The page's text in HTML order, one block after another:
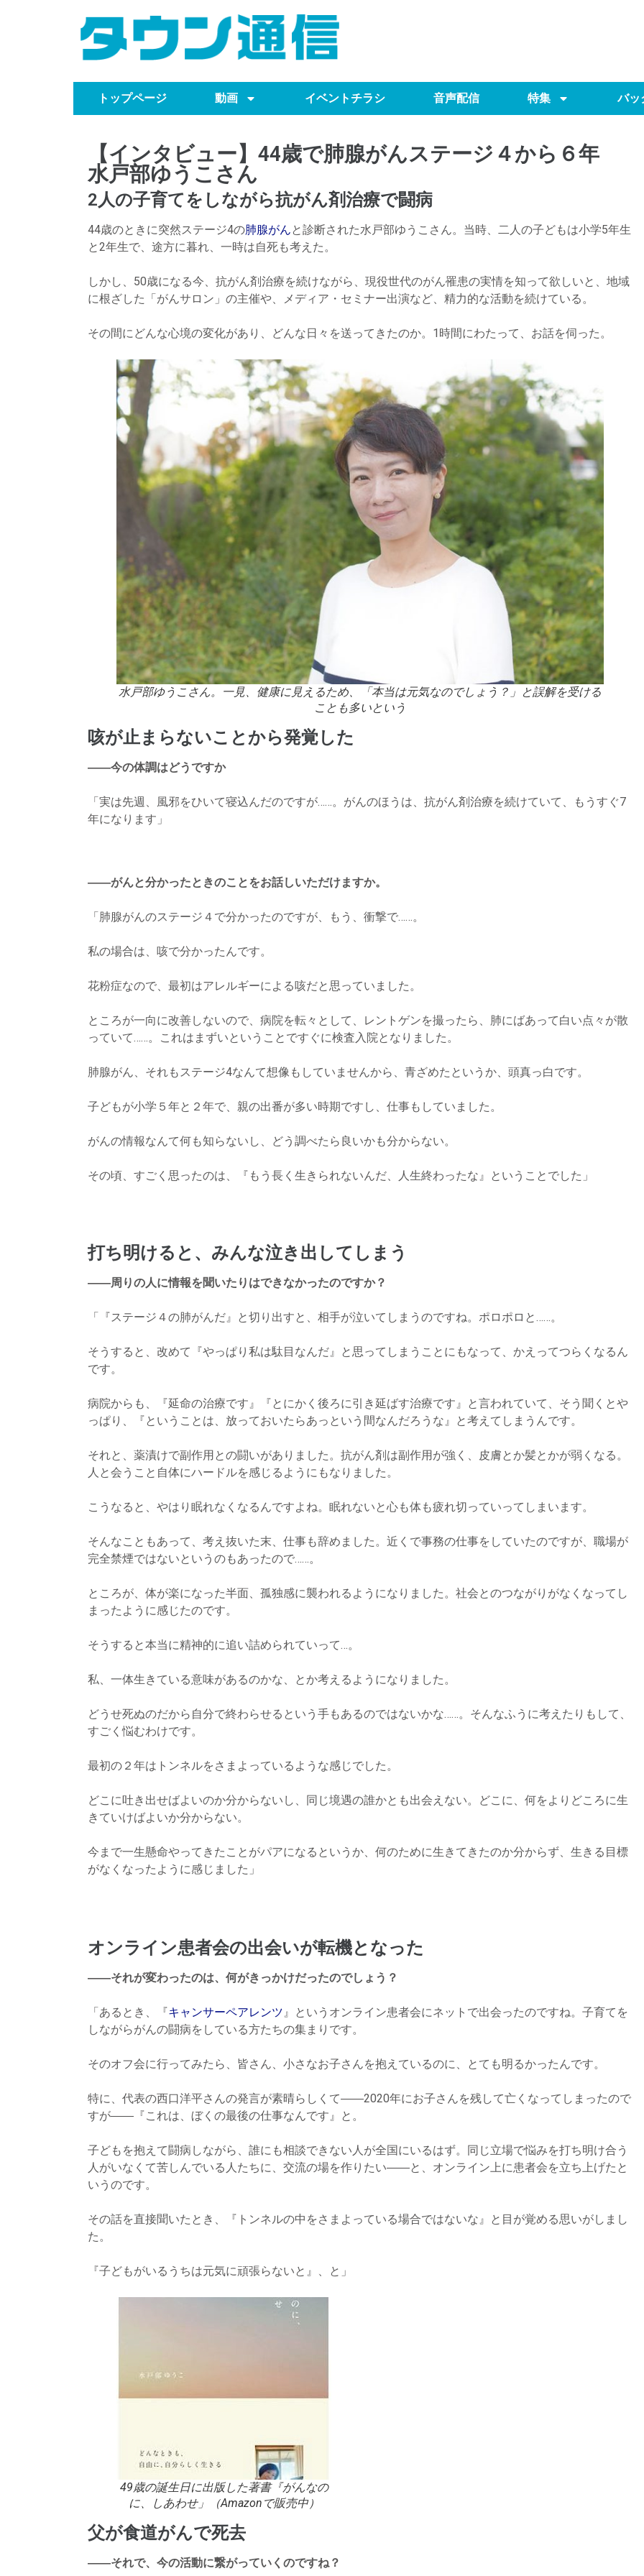
トップページ 動画 イベントチラシ 音声配信 特集 バッ
【インタビュー】44歳で肺腺がんステージ４から６年
水戸部ゆうこさん
2人の子育てをしながら抗がん剤治療で闘病
44歳のときに突然ステージ4の肺腺がんと診断された水戸部ゆうこさん。当時、二人の子どもは小学5年生
と2年生で、途方に暮れ、一時は自死も考えた。
しかし、50歳になる今、抗がん剤治療を続けながら、現役世代のがん罹患の実情を知って欲しいと、地域
に根ざした「がんサロン」の主催や、メディア・セミナー出演など、精力的な活動を続けている。
その間にどんな心境の変化があり、どんな日々を送ってきたのか。1時間にわたって、お話を伺った。
水戸部ゆうこさん。一見、健康に見えるため、「本当は元気なのでしょう？」と誤解を受ける
ことも多いという
咳が止まらないことから発覚した
――今の体調はどうですか
「実は先週、風邪をひいて寝込んだのですが……。がんのほうは、抗がん剤治療を続けていて、もうすぐ7
年になります」
――がんと分かったときのことをお話しいただけますか。
「肺腺がんのステージ４で分かったのですが、もう、衝撃で……。
私の場合は、咳で分かったんです。
花粉症なので、最初はアレルギーによる咳だと思っていました。
ところが一向に改善しないので、病院を転々として、レントゲンを撮ったら、肺にばあって白い点々が散
っていて……。これはまずいということですぐに検査入院となりました。
肺腺がん、それもステージ4なんて想像もしていませんから、青ざめたというか、頭真っ白です。
子どもが小学５年と２年で、親の出番が多い時期ですし、仕事もしていました。
がんの情報なんて何も知らないし、どう調べたら良いかも分からない。
その頃、すごく思ったのは、『もう長く生きられないんだ、人生終わったな』ということでした」
打ち明けると、みんな泣き出してしまう
――周りの人に情報を聞いたりはできなかったのですか？
「『ステージ４の肺がんだ』と切り出すと、相手が泣いてしまうのですね。ポロポロと……。
そうすると、改めて『やっぱり私は駄目なんだ』と思ってしまうことにもなって、かえってつらくなるん
です。
病院からも、『延命の治療です』『とにかく後ろに引き延ばす治療です』と言われていて、そう聞くとや
っぱり、『ということは、放っておいたらあっという間なんだろうな』と考えてしまうんです。
それと、薬漬けで副作用との闘いがありました。抗がん剤は副作用が強く、皮膚とか髪とかが弱くなる。
人と会うこと自体にハードルを感じるようにもなりました。
こうなると、やはり眠れなくなるんですよね。眠れないと心も体も疲れ切っていってしまいます。
そんなこともあって、考え抜いた末、仕事も辞めました。近くで事務の仕事をしていたのですが、職場が
完全禁煙ではないというのもあったので……。
ところが、体が楽になった半面、孤独感に襲われるようになりました。社会とのつながりがなくなってし
まったように感じたのです。
そうすると本当に精神的に追い詰められていって…。
私、一体生きている意味があるのかな、とか考えるようになりました。
どうせ死ぬのだから自分で終わらせるという手もあるのではないかな……。そんなふうに考えたりもして、
すごく悩むわけです。
最初の２年はトンネルをさまよっているような感じでした。
どこに吐き出せばよいのか分からないし、同じ境遇の誰かとも出会えない。どこに、何をよりどころに生
きていけばよいか分からない。
今まで一生懸命やってきたことがパアになるというか、何のために生きてきたのか分からず、生きる目標
がなくなったように感じました」
オンライン患者会の出会いが転機となった
――それが変わったのは、何がきっかけだったのでしょう？
「あるとき、『キャンサーペアレンツ』というオンライン患者会にネットで出会ったのですね。子育てを
しながらがんの闘病をしている方たちの集まりです。
そのオフ会に行ってみたら、皆さん、小さなお子さんを抱えているのに、とても明るかったんです。
特に、代表の西口洋平さんの発言が素晴らしくて――2020年にお子さんを残して亡くなってしまったので
すが――『これは、ぼくの最後の仕事なんです』と。
子どもを抱えて闘病しながら、誰にも相談できない人が全国にいるはず。同じ立場で悩みを打ち明け合う
人がいなくて苦しんでいる人たちに、交流の場を作りたい――と、オンライン上に患者会を立ち上げたと
いうのです。
その話を直接聞いたとき、『トンネルの中をさまよっている場合ではないな』と目が覚める思いがしまし
た。
『子どもがいるうちは元気に頑張らないと』、と」
49歳の誕生日に出版した著書『がんなの
に、しあわせ」（Amazonで販売中）
父が食道がんで死去
――それで、今の活動に繋がっていくのですね？